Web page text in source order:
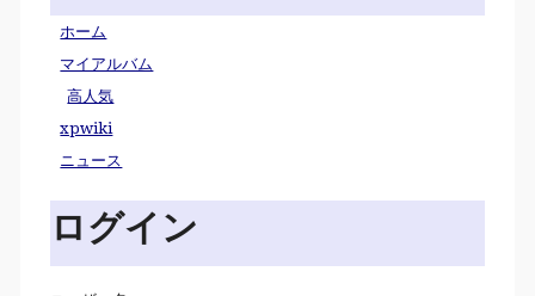
ホーム
マイアルバム
高人気
xpwiki
ニュース
ログイン